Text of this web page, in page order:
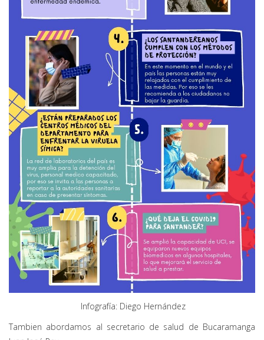
Infografía: Diego Hernández
Tambien abordamos al secretario de salud de Bucaramanga